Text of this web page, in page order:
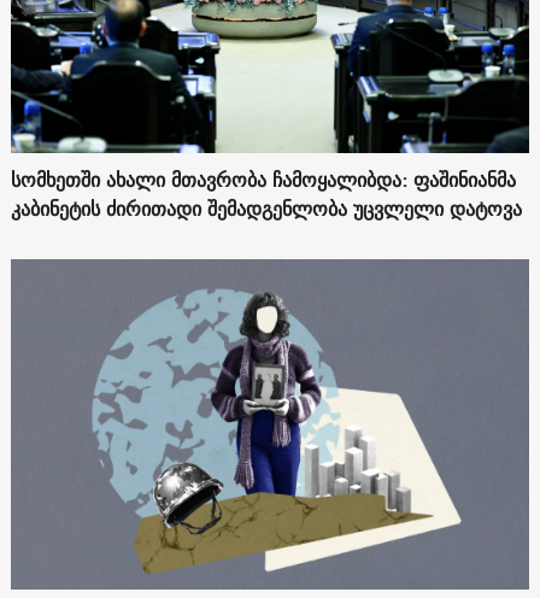
სომხეთში ახალი მთავრობა ჩამოყალიბდა: ფაშინიანმა
კაბინეტის ძირითადი შემადგენლობა უცვლელი დატოვა